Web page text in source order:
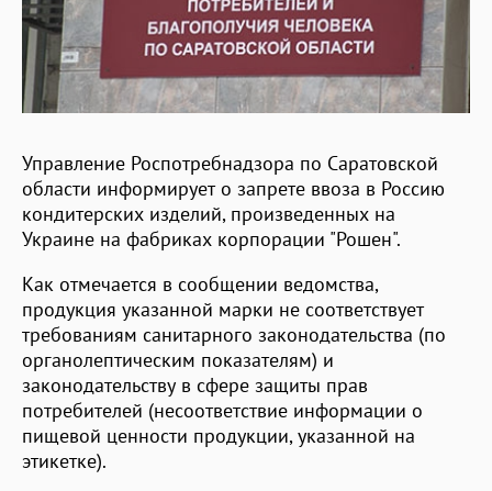
Управление Роспотребнадзора по Саратовской
области информирует о запрете ввоза в Россию
кондитерских изделий, произведенных на
Украине на фабриках корпорации "Рошен".
Как отмечается в сообщении ведомства,
продукция указанной марки не соответствует
требованиям санитарного законодательства (по
органолептическим показателям) и
законодательству в сфере защиты прав
потребителей (несоответствие информации о
пищевой ценности продукции, указанной на
этикетке).